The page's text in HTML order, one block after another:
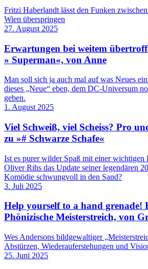
Fritzi Haberlandt lässt den Funken
Wien überspringen
27. August 2025
Erwartungen bei weitem
» Superman«, von Anne
Man soll sich ja auch mal auf was Neues
dieses „Neue“ eben, dem DC-Universum
geben.
1. August 2025
Viel Schweiß, viel Scheiss? Pro
zu »# Schwarze Schafe«
Ist es purer wilder Spaß mit einer wichtigen
Oliver Rihs das Update seiner legendären
Komödie schwungvoll in den Sand?
3. Juli 2025
Help yourself to a hand grenade!
Phönizische Meisterstreich, von
Wes Andersons bildgewaltiger
Abstürzen, Wiederauferstehungen und
25. Juni 2025